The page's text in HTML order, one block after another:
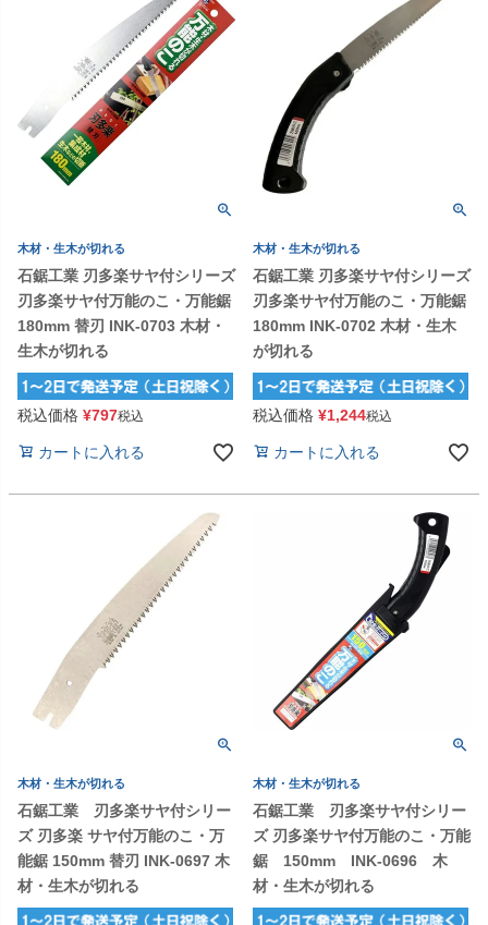
木材・生木が切れる
石鋸工業 刃多楽サヤ付シリーズ
刃多楽サヤ付万能のこ・万能鋸
180mm 替刃 INK-0703 木材・
生木が切れる
税込価格 ¥797税込
カートに入れる
木材・生木が切れる
石鋸工業 刃多楽サヤ付シリーズ
刃多楽サヤ付万能のこ・万能鋸
180mm INK-0702 木材・生木
が切れる
税込価格 ¥1,244税込
カートに入れる
木材・生木が切れる
石鋸工業 刃多楽サヤ付シリー
ズ 刃多楽 サヤ付万能のこ・万
能鋸 150mm 替刃 INK-0697 木
材・生木が切れる
木材・生木が切れる
石鋸工業 刃多楽サヤ付シリー
ズ 刃多楽サヤ付万能のこ・万能
鋸 150mm INK-0696 木
材・生木が切れる